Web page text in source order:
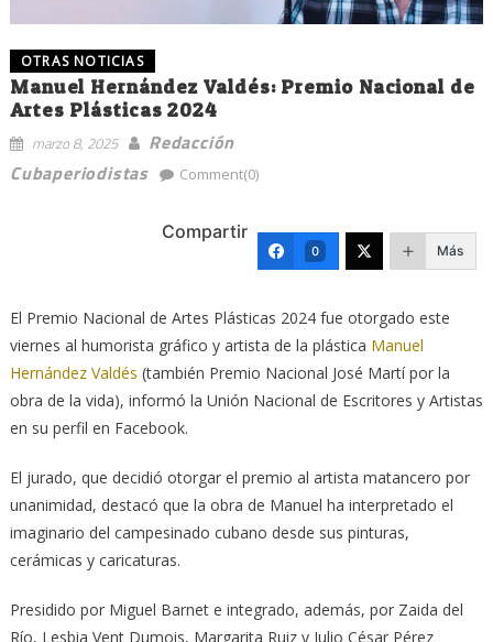
OTRAS NOTICIAS
Manuel Hernández Valdés: Premio Nacional de
Artes Plásticas 2024
marzo 8, 2025
Redacción
Cubaperiodistas
Comment(0)
Compartir
0 Más
El Premio Nacional de Artes Plásticas 2024 fue otorgado este
viernes al humorista gráfico y artista de la plástica Manuel
Hernández Valdés (también Premio Nacional José Martí por la
obra de la vida), informó la Unión Nacional de Escritores y Artistas
en su perfil en Facebook.
El jurado, que decidió otorgar el premio al artista matancero por
unanimidad, destacó que la obra de Manuel ha interpretado el
imaginario del campesinado cubano desde sus pinturas,
cerámicas y caricaturas.
Presidido por Miguel Barnet e integrado, además, por Zaida del
Río, Lesbia Vent Dumois, Margarita Ruiz y Julio César Pérez